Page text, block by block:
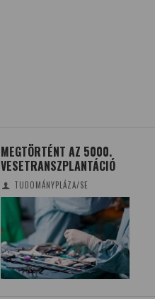
MEGTÖRTÉNT AZ 5000.
VESETRANSZPLANTÁCIÓ
TUDOMÁNYPLÁZA/SE